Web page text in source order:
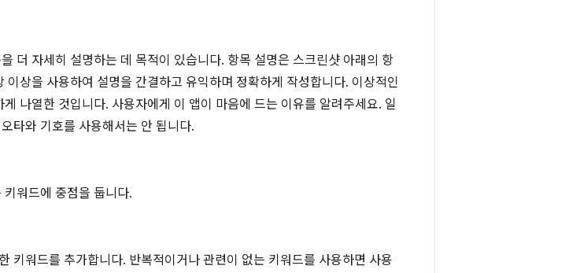
더 자세히 설명하는 데 목적이 있습니다. 항목 설명은 스크린샷 아래의 항
이상을 사용하여 설명을 간결하고 유익하며 정확하게 작성합니다. 이상적인
나열한 것입니다. 사용자에게 이 앱이 마음에 드는 이유를 알려주세요. 일
타와 기호를 사용해서는 안 됩니다.
워드에 중점을 둡니다.
키워드를 추가합니다. 반복적이거나 관련이 없는 키워드를 사용하면 사용